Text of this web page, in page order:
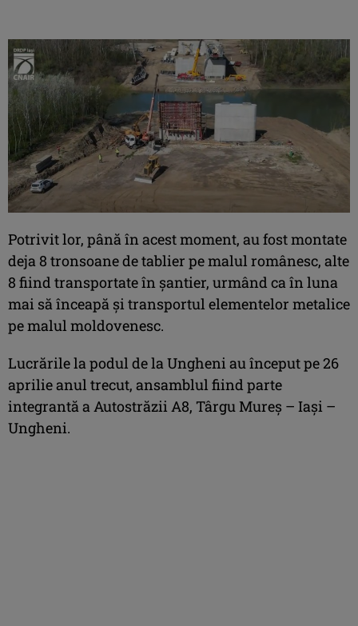
Potrivit lor, până în acest moment, au fost montate
deja 8 tronsoane de tablier pe malul românesc, alte
8 fiind transportate în șantier, urmând ca în luna
mai să înceapă și transportul elementelor metalice
pe malul moldovenesc.
Lucrările la podul de la Ungheni au început pe 26
aprilie anul trecut, ansamblul fiind parte
integrantă a Autostrăzii A8, Târgu Mureș – Iași –
Ungheni.